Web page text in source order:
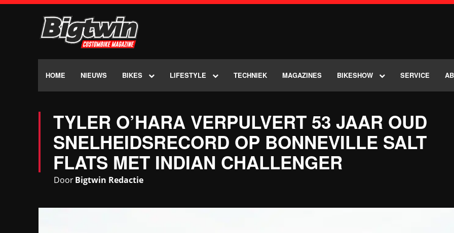
HOME NIEUWS BIKES LIFESTYLE TECHNIEK MAGAZINES BIKESHOW SERVICE
TYLER O’HARA VERPULVERT 53 JAAR OUD
SNELHEIDSRECORD OP BONNEVILLE SALT
FLATS MET INDIAN CHALLENGER
DoorBigtwin Redactie